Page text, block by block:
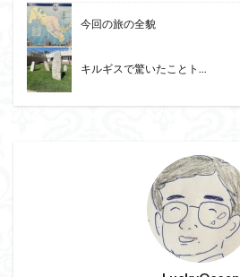
今回の旅の全貌
キルギスで驚いたことト...